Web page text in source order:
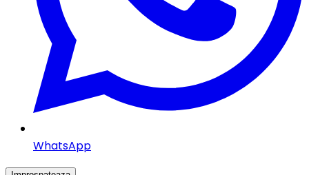
WhatsApp